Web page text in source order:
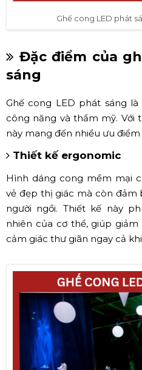
Ghế cong LED phát
Đặc điểm của
sáng
Ghế cong LED phát sáng
công năng và thẩm mỹ. Với
này mang đến nhiều ưu điểm
Thiết kế ergonomic
Hình dáng cong mềm mại
vẻ đẹp thị giác mà còn đảm
người ngồi. Thiết kế này
nhiên của cơ thể, giúp
cảm giác thư giãn ngay cả